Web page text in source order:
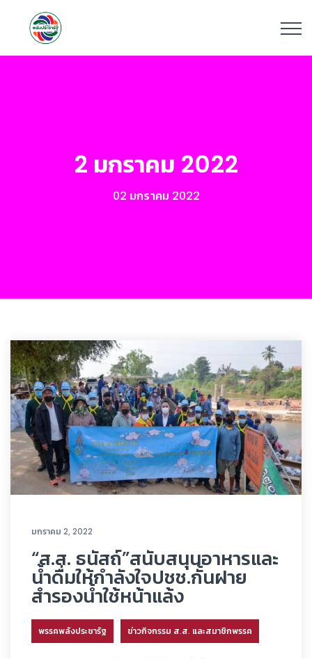
2 มกราคม 2022
02 มกราคม 2022
มกราคม 2, 2022
“ส.ส. ธนัสถ์”สนับสนุนอาหารและ
น้ำดื่มให้กำลังใจปชช.กั้นฝาย
สำรองน้ำใช้หน้าแล้ง
พรรคพลังประชารัฐ ข่าวกิจกรรม ส.ส. และสมาชิกพรรค